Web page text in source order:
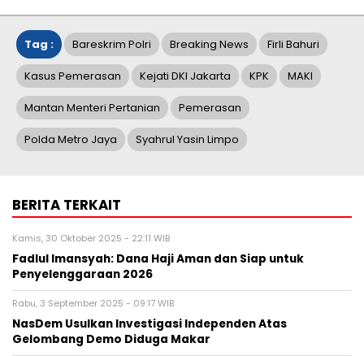
Tag : Bareskrim Polri Breaking News Firli Bahuri
Kasus Pemerasan Kejati DKI Jakarta KPK MAKI
Mantan Menteri Pertanian Pemerasan
Polda Metro Jaya Syahrul Yasin Limpo
BERITA TERKAIT
Kamis, 30 Oktober 2025 - 22:11 WIB
Fadlul Imansyah: Dana Haji Aman dan Siap untuk
Penyelenggaraan 2026
Rabu, 3 September 2025 - 09:17 WIB
NasDem Usulkan Investigasi Independen Atas
Gelombang Demo Diduga Makar